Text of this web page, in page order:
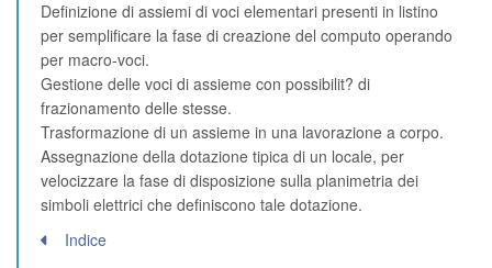
Definizione di assiemi di voci elementari presenti in listino
per semplificare la fase di creazione del computo operando
per macro-voci.
Gestione delle voci di assieme con possibilit? di
frazionamento delle stesse.
Trasformazione di un assieme in una lavorazione a corpo.
Assegnazione della dotazione tipica di un locale, per
velocizzare la fase di disposizione sulla planimetria dei
simboli elettrici che definiscono tale dotazione.
Indice